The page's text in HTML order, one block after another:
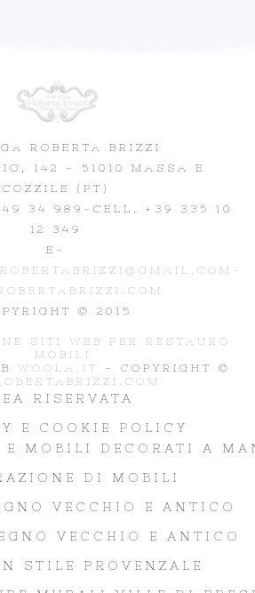
ROBERTA BRIZZI
142 - 51010 MASSA E
COZZILE (PT)
34 989 -CELL. +39 335 10
12 349
E-
© 2015
WOOLA.IT
- COPYRIGHT ©
RISERVATA
E COOKIE POLICY
MOBILI DECORATI A
DI MOBILI
VECCHIO E ANTICO
VECCHIO E ANTICO
STILE PROVENZALE